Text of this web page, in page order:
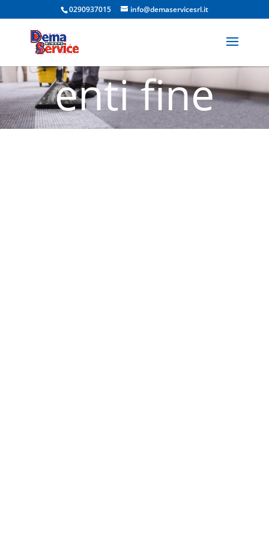
0290937015 info@demaservicesrl.it
Appartam
enti fine